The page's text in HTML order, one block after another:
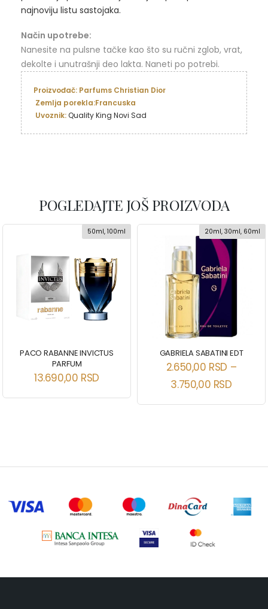
najnoviju listu sastojaka.
Način upotrebe:
Nanesite na pulsne tačke kao što su ručni zglob, vrat,
dekolte i unutrašnji deo lakta. Naneti po potrebi.
Uvoznik: Quality King Novi Sad
POGLEDAJTE JOŠ PROIZVODA
50ml, 100ml
PACO RABANNE INVICTUS
PARFUM
13.690,00 RSD
20ml, 30ml, 60ml
GABRIELA SABATINI EDT
2.650,00 RSD –
3.750,00 RSD